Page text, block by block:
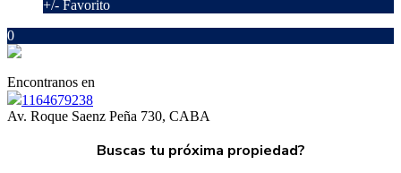
+/- Favorito
0
Encontranos en
1164679238
Av. Roque Saenz Peña 730, CABA
Buscas tu próxima propiedad?